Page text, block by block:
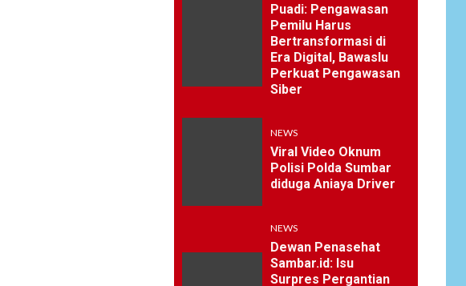
Puadi: Pengawasan
Pemilu Harus
Bertransformasi di
Era Digital, Bawaslu
Perkuat Pengawasan
Siber
NEWS
Viral Video Oknum
Polisi Polda Sumbar
diduga Aniaya Driver
NEWS
Dewan Penasehat
Sambar.id: Isu
Surpres Pergantian